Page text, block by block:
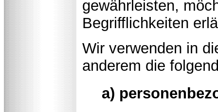
gewährleisten,
Begrifflichkeiten
Wir verwenden in
anderem die
a)